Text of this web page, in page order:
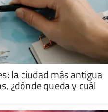
la ciudad más antigua
¿dónde queda y cuál